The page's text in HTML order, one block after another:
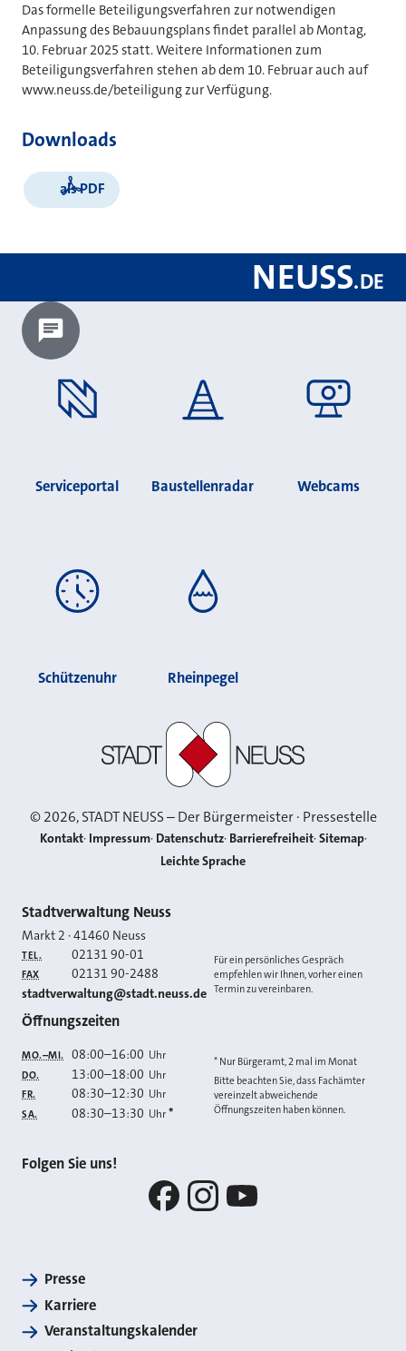
Das formelle Beteiligungsverfahren zur notwendigen
Anpassung des Bebauungsplans findet parallel ab Montag,
10. Februar 2025 statt. Weitere Informationen zum
Beteiligungsverfahren stehen ab dem 10. Februar auch auf
www.neuss.de/beteiligung zur Verfügung.
Downloads
als PDF
NEUSS.DE
Chatbot laden?
Serviceportal Baustellenradar Webcams
Schützenuhr Rheinpegel
©2026, STADT NEUSS – Der Bürgermeister · Pressestelle
Kontakt Impressum Datenschutz Barrierefreiheit Sitemap
Leichte Sprache
Kontakt
Stadtverwaltung Neuss
Markt 2 ·41460 Neuss
TEL. 02131 90-01
FAX 02131 90-2488
E-MAIL
stadtverwaltung@stadt.neuss.de
Für ein persönliches Gespräch
empfehlen wir Ihnen, vorher einen
Termin zu vereinbaren.
Öffnungszeiten
MO.–MI. 08:00–16:00 Uhr
DO. 13:00–18:00 Uhr
FR. 08:30–12:30 Uhr
SA. 08:30–13:30 Uhr *
* Nur Bürgeramt, 2 mal im Monat
Bitte beachten Sie, dass Fachämter
vereinzelt abweichende
Öffnungszeiten haben können.
Folgen Sie uns!
Presse
Karriere
Veranstaltungskalender